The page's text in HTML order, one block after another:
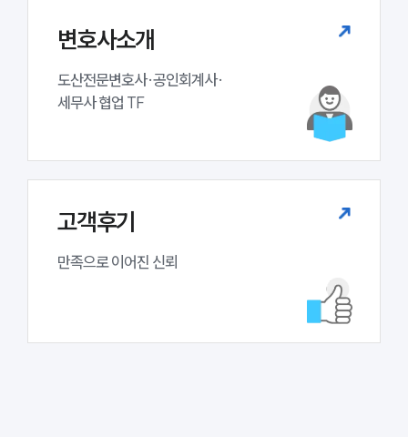
변호사소개
도산전문변호사·공인회계사·
세무사 협업 TF
고객후기
만족으로 이어진 신뢰